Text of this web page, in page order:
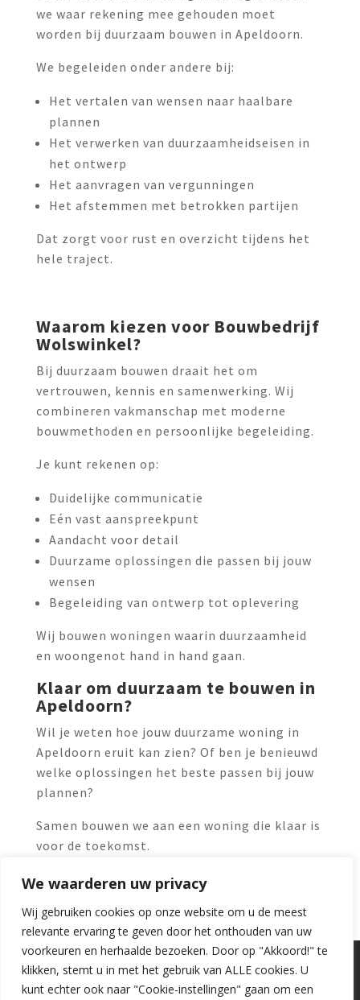
We waarderen uw privacy
Wij gebruiken cookies op onze website om u de meest
relevante ervaring te geven door het onthouden van uw
voorkeuren en herhaalde bezoeken. Door op "Akkoord!" te
klikken, stemt u in met het gebruik van ALLE cookies. U
kunt echter ook naar "Cookie-instellingen" gaan om een
we waar rekening mee gehouden moet
worden bij duurzaam bouwen in Apeldoorn.
We begeleiden onder andere bij:
Het vertalen van wensen naar haalbare
plannen
Het verwerken van duurzaamheids­eisen in
het ontwerp
Het aanvragen van vergunningen
Het afstemmen met betrokken partijen
Dat zorgt voor rust en overzicht tijdens het
hele traject.
Waarom kiezen voor Bouwbedrijf
Wolswinkel?
Bij duurzaam bouwen draait het om
vertrouwen, kennis en samenwerking. Wij
combineren vakmanschap met moderne
bouwmethoden en persoonlijke begeleiding.
Je kunt rekenen op:
Duidelijke communicatie
Eén vast aanspreekpunt
Aandacht voor detail
Duurzame oplossingen die passen bij jouw
wensen
Begeleiding van ontwerp tot oplevering
Wij bouwen woningen waarin duurzaamheid
en woongenot hand in hand gaan.
Klaar om duurzaam te bouwen in
Apeldoorn?
Wil je weten hoe jouw duurzame woning in
Apeldoorn eruit kan zien? Of ben je benieuwd
welke oplossingen het beste passen bij jouw
plannen?
Samen bouwen we aan een woning die klaar is
voor de toekomst.